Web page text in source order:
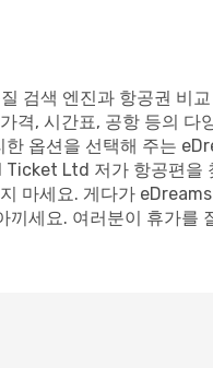
검색 엔진과 항공권 비
격, 시간표, 공항 등의 다
옵션을 선택해 주는
Ticket Ltd 저가 항공편을
마세요. 게다가
세요. 여러분이 휴가를